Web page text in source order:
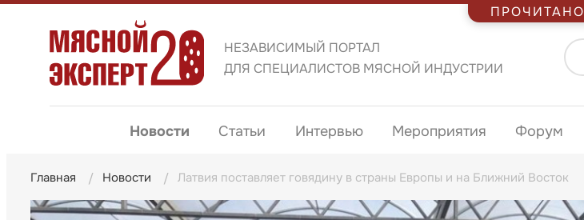
НЕЗАВИСИМЫЙ ПОРТАЛ
ДЛЯ СПЕЦИАЛИСТОВ МЯСНОЙ ИНДУСТРИИ
Новости Статьи Интервью Мероприятия Форум
Главная Новости Латвия поставляет говядину в страны Европы и на Ближний Восток
ПРОЧИТАНО